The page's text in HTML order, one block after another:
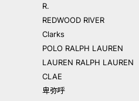
R.
REDWOOD RIVER
Clarks
POLO RALPH LAUREN
LAUREN RALPH LAUREN
CLAE
卑弥呼